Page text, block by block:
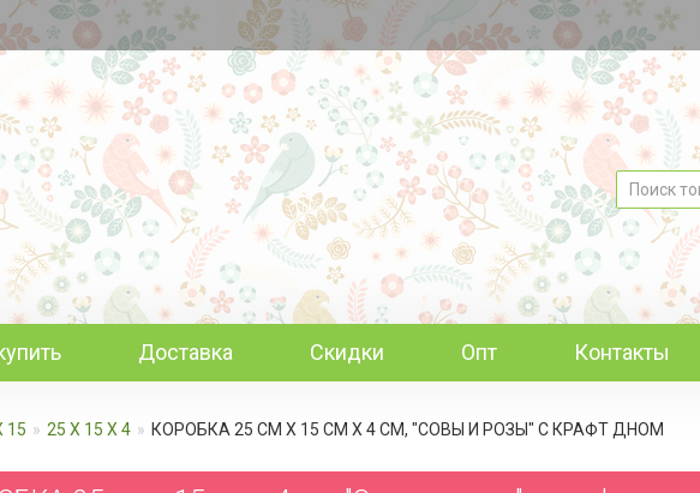
Доставка Скидки Опт Контакты
15 25 Х 15 Х 4 КОРОБКА 25 СМ Х 15 СМ Х 4 СМ, "СОВЫ И РОЗЫ" С КРАФТ ДНОМ